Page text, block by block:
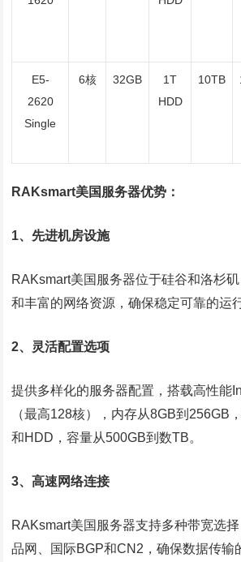
E5-
2620
Single
6核 32GB
1T
HDD
10TB
RAKsmart美国服务器优势：
1、先进机房设施
RAKsmart美国服务器位于硅谷和洛杉
和丰富的网络资源，确保稳定可靠的运
2、灵活配置选项
提供多样化的服务器配置，搭载高性能
（最高128核），内存从8GB到256GB
和HDD，容量从500GB到数TB。
3、高速网络连接
RAKsmart美国服务器支持多种带宽选
品网、国际BGP和CN2，确保数据传输